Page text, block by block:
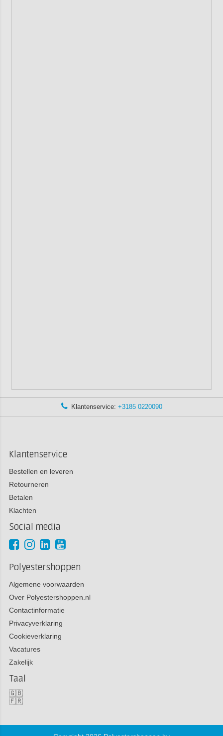
Klantenservice: +3185 0220090
Klantenservice
Bestellen en leveren
Retourneren
Betalen
Klachten
Social media
Polyestershoppen
Algemene voorwaarden
Over Polyestershoppen.nl
Contactinformatie
Privacyverklaring
Cookieverklaring
Vacatures
Zakelijk
Taal
🇬🇧
🇫🇷